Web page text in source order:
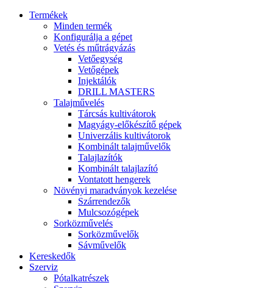
Termékek
Minden termék
Konfigurálja a gépet
Vetés és műtrágyázás
Vetőegység
Vetőgépek
Injektálók
DRILL MASTERS
Talajművelés
Tárcsás kultivátorok
Magyágy-előkészítő gépek
Univerzális kultivátorok
Kombinált talajművelők
Talajlazítók
Kombinált talajlazító
Vontatott hengerek
Növényi maradványok kezelése
Szárrendezők
Mulcsozógépek
Sorközművelés
Sorközművelők
Sávművelők
Kereskedők
Szerviz
Pótalkatrészek